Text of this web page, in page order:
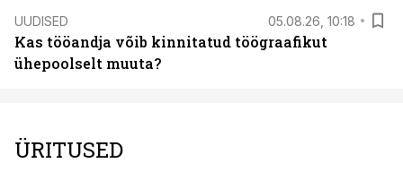
UUDISED 05.08.26, 10:18
Kas tööandja võib kinnitatud töögraafikut
ühepoolselt muuta?
ÜRITUSED